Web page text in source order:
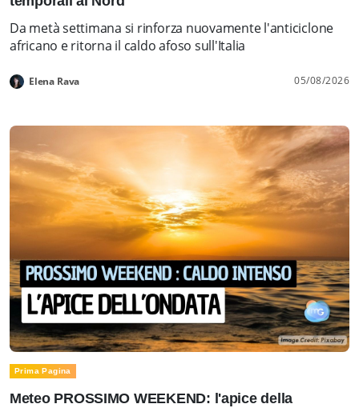
Da metà settimana si rinforza nuovamente l'anticiclone
africano e ritorna il caldo afoso sull'Italia
Elena Rava 05/08/2026
Prima Pagina
Meteo PROSSIMO WEEKEND: l'apice della